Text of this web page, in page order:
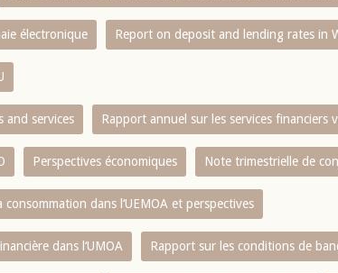
électronique Report on deposit and lending rates in
and services Rapport annuel sur les services financiers
Perspectives économiques Note trimestrielle de
dans l‘UEMOA et perspectives
dans l‘UMOA Rapport sur les conditions de